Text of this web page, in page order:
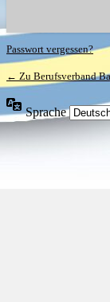
Passwort vergessen?
← Zu Berufsverband
Sprache